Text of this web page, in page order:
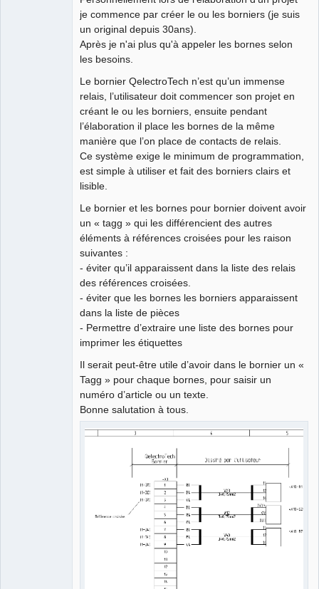
je commence par créer le ou les borniers (je suis
un original depuis 30ans).
Après je n'ai plus qu'à appeler les bornes selon
les besoins.
Le bornier QelectroTech n’est qu’un immense
relais, l’utilisateur doit commencer son projet en
créant le ou les borniers, ensuite pendant
l’élaboration il place les bornes de la même
manière que l’on place de contacts de relais.
Ce système exige le minimum de programmation,
est simple à utiliser et fait des borniers clairs et
lisible.
Le bornier et les bornes pour bornier doivent avoir
un « tagg » qui les différencient des autres
éléments à références croisées pour les raison
suivantes :
- éviter qu’il apparaissent dans la liste des relais
des références croisées.
- éviter que les bornes les borniers apparaissent
dans la liste de pièces
- Permettre d’extraire une liste des bornes pour
imprimer les étiquettes
Il serait peut-être utile d’avoir dans le bornier un «
Tagg » pour chaque bornes, pour saisir un
numéro d’article ou un texte.
Bonne salutation à tous.